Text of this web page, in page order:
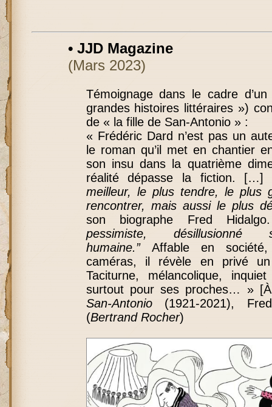
• JJD Magazine
(Mars 2023)
Témoignage dans le cadre
grandes histoires littéraires »)
de « la fille de San-Antonio » :
« Frédéric Dard n’est pas un
le roman qu’il met en chantier
son insu dans la quatrième
réalité dépasse la fiction. […]
meilleur, le plus tendre, le plus
rencontrer, mais aussi le plus
son biographe Fred
pessimiste,
humaine.”Affable en société,
caméras, il révèle en privé
Taciturne, mélancolique,
surtout pour ses proches… »
San-Antonio(1921-2021),
(Bertrand Rocher)